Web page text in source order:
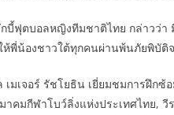
ฟุตบอลหญิงทีมชาติไทย กล่าวว่า
พี่น้องชาวใต้ทุกคนผ่านพ้นภัยพิบัติ
มเจอร์ รัชโยธิน เยี่ยมชมการฝึก
มกีฬาโบว์ลิ่งแห่งประเทศไทย, วี